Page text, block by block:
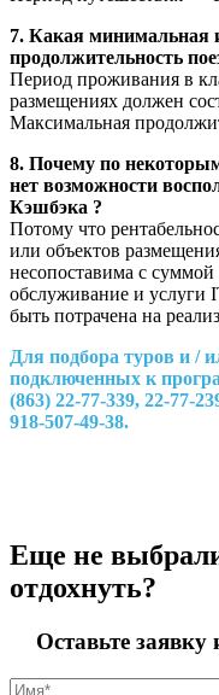
7. Какая минимальная
продолжительность
Период проживания в
размещениях должен
Максимальная
8. Почему по
нет возможности
Кэшбэка ?
Потому что
или объектов
несопоставима с суммой
обслуживание и услуги
быть потрачена на
Для подбора туров и /
подключенных к
(863) 22-77-339, 22-77-
918-507-49-38.
Еще не
отдохнуть?
Оставьте